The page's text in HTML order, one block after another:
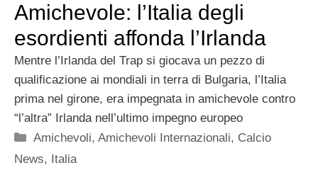
Amichevole: l’Italia degli
esordienti affonda l’Irlanda
Mentre l’Irlanda del Trap si giocava un pezzo di
qualificazione ai mondiali in terra di Bulgaria, l’Italia
prima nel girone, era impegnata in amichevole contro
“l’altra” Irlanda nell’ultimo impegno europeo
Categorie
Amichevoli,Amichevoli Internazionali, Calcio
News, Italia